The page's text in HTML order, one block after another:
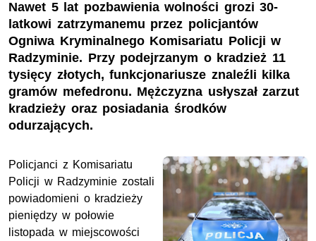
Nawet 5 lat pozbawienia wolności grozi 30-
latkowi zatrzymanemu przez policjantów
Ogniwa Kryminalnego Komisariatu Policji w
Radzyminie. Przy podejrzanym o kradzież 11
tysięcy złotych, funkcjonariusze znaleźli kilka
gramów mefedronu. Mężczyzna usłyszał zarzut
kradzieży oraz posiadania środków
odurzających.
Policjanci z Komisariatu
Policji w Radzyminie zostali
powiadomieni o kradzieży
pieniędzy w połowie
listopada w miejscowości